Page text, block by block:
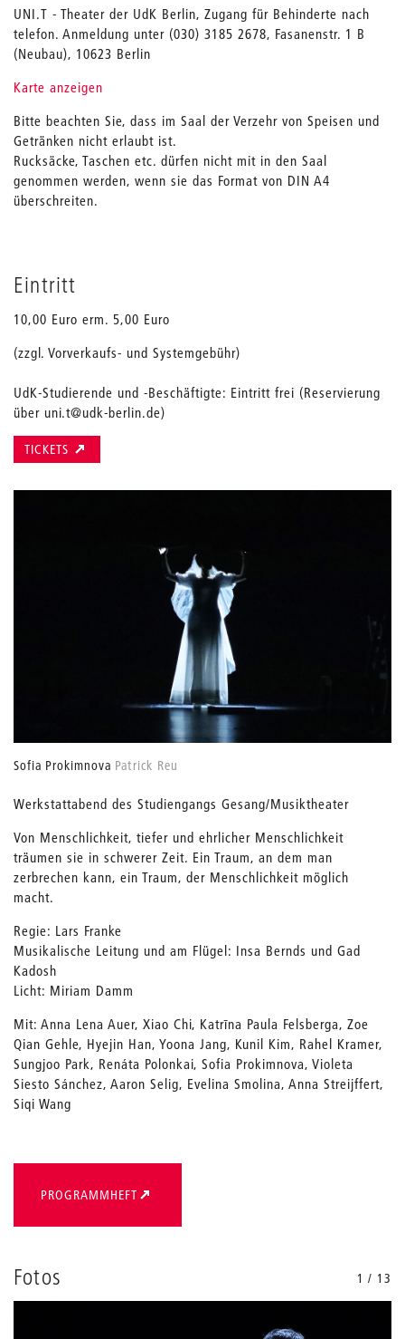
UNI.T - Theater der UdK Berlin, Zugang für Behinderte nach
telefon. Anmeldung unter (030) 3185 2678, Fasanenstr. 1 B
(Neubau), 10623 Berlin
Karte anzeigen
Bitte beachten Sie, dass im Saal der Verzehr von Speisen und
Getränken nicht erlaubt ist.
Rucksäcke, Taschen etc. dürfen nicht mit in den Saal
genommen werden, wenn sie das Format von DIN A4
überschreiten.
Eintritt
10,00 Euro erm. 5,00 Euro
(zzgl. Vorverkaufs- und Systemgebühr)
UdK-Studierende und -Beschäftigte: Eintritt frei (Reservierung
über uni.t@udk-berlin.de)
TICKETS
Sofia Prokimnova Patrick Reu
Werkstattabend des Studiengangs Gesang/Musiktheater
Von Menschlichkeit, tiefer und ehrlicher Menschlichkeit
träumen sie in schwerer Zeit. Ein Traum, an dem man
zerbrechen kann, ein Traum, der Menschlichkeit möglich
macht.
Regie: Lars Franke
Musikalische Leitung und am Flügel: Insa Bernds und Gad
Kadosh
Licht: Miriam Damm
Mit: Anna Lena Auer, Xiao Chi, Katrīna Paula Felsberga, Zoe
Qian Gehle, Hyejin Han, Yoona Jang, Kunil Kim, Rahel Kramer,
Sungjoo Park, Renáta Polonkai, Sofia Prokimnova, Violeta
Siesto Sánchez, Aaron Selig, Evelina Smolina, Anna Streijffert,
Siqi Wang
PROGRAMMHEFT
Fotos 1 / 13